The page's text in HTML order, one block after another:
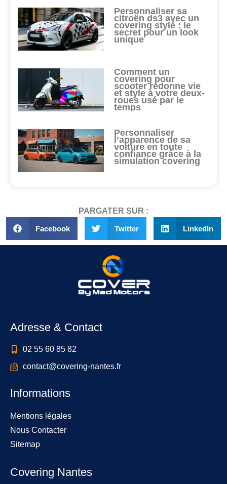
Personnaliser sa
citroën ds3 avec un
covering stylé : le
secret pour un look
unique
Comment un
covering pour
scooter redonne vie
et style à votre deux-
roues usé par le
temps
Personnaliser
l’apparence de sa
voiture en toute
confiance grâce à la
simulation covering
PARGATER SUR :
Facebook Twitter LinkedIn
Adresse & Contact
02 55 60 85 82
contact@covering-nantes.fr
Informations
Mentions légales
Nous Contacter
Sitemap
Covering Nantes